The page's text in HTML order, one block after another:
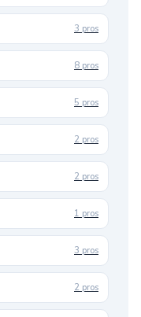
3 pros
8 pros
5 pros
2 pros
2 pros
1 pros
3 pros
2 pros